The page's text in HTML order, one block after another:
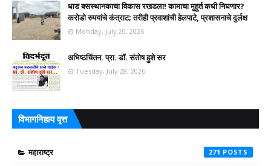
धाड बसस्थानकाचा विकास रखडला! कामाचा मुहूर्त कधी निघणार?
करोडो रुपयांचे कंत्राट; तरीही प्रवाशांची हेलपाटे, प्रशासनाचे दुर्लक्ष
Monday, July 20, 2026
अभिष्ठचिंतन. प्रा. डॉ. संतोष हुशे सर
Tuesday, July 28, 2026
विभागनिहाय वृत्त
महाराष्ट्र 271